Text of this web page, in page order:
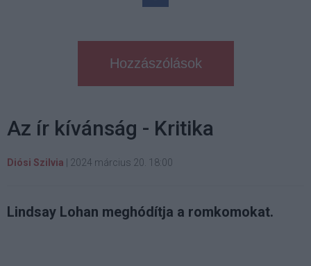
Hozzászólások
Az ír kívánság - Kritika
Diósi Szilvia 2024 március 20. 18:00
Lindsay Lohan meghódítja a romkomokat.